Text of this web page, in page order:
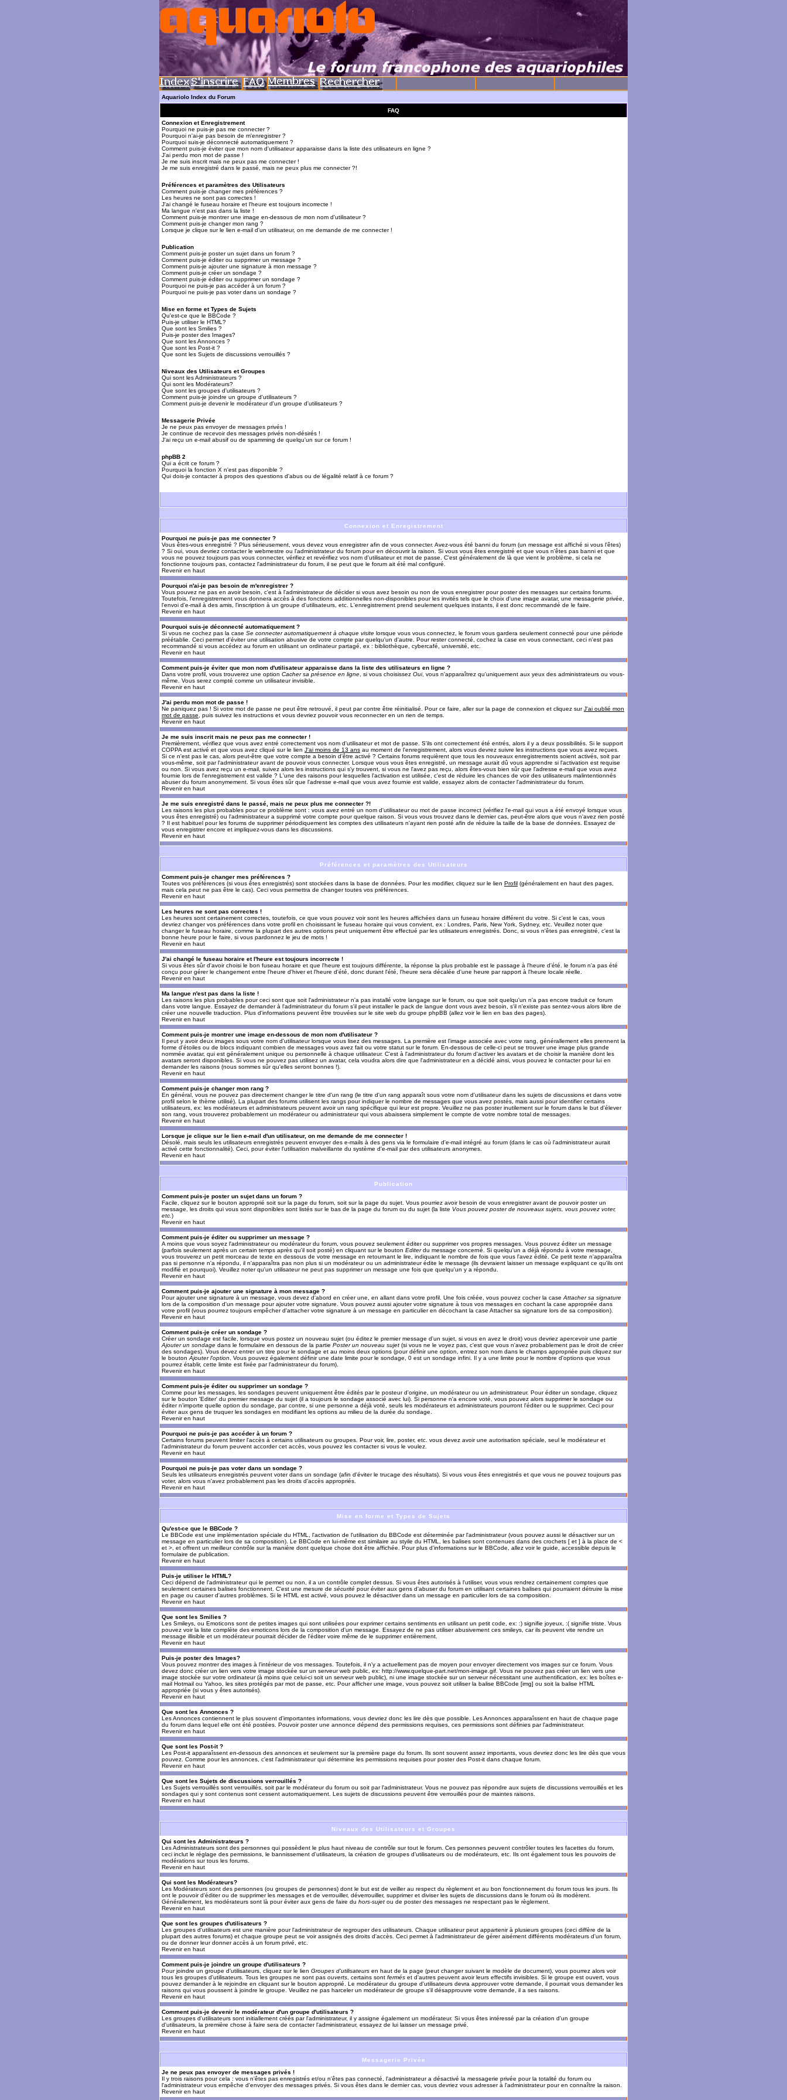
Aquariolo Index du Forum
FAQ
Connexion et Enregistrement
Pourquoi ne puis-je pas me connecter ?
Pourquoi n'ai-je pas besoin de m'enregistrer ?
Pourquoi suis-je déconnecté automatiquement ?
Comment puis-je éviter que mon nom d'utilisateur apparaisse dans la liste des utilisateurs en ligne ?
J'ai perdu mon mot de passe !
Je me suis inscrit mais ne peux pas me connecter !
Je me suis enregistré dans le passé, mais ne peux plus me connecter ?!
Préférences et paramètres des Utilisateurs
Comment puis-je changer mes préférences ?
Les heures ne sont pas correctes !
J'ai changé le fuseau horaire et l'heure est toujours incorrecte !
Ma langue n'est pas dans la liste !
Comment puis-je montrer une image en-dessous de mon nom d'utilisateur ?
Comment puis-je changer mon rang ?
Lorsque je clique sur le lien e-mail d'un utilisateur, on me demande de me connecter !
Publication
Comment puis-je poster un sujet dans un forum ?
Comment puis-je éditer ou supprimer un message ?
Comment puis-je ajouter une signature à mon message ?
Comment puis-je créer un sondage ?
Comment puis-je éditer ou supprimer un sondage ?
Pourquoi ne puis-je pas accéder à un forum ?
Pourquoi ne puis-je pas voter dans un sondage ?
Mise en forme et Types de Sujets
Qu'est-ce que le BBCode ?
Puis-je utiliser le HTML?
Que sont les Smilies ?
Puis-je poster des Images?
Que sont les Annonces ?
Que sont les Post-it ?
Que sont les Sujets de discussions verrouillés ?
Niveaux des Utilisateurs et Groupes
Qui sont les Administrateurs ?
Qui sont les Modérateurs?
Que sont les groupes d'utilisateurs ?
Comment puis-je joindre un groupe d'utilisateurs ?
Comment puis-je devenir le modérateur d'un groupe d'utilisateurs ?
Messagerie Privée
Je ne peux pas envoyer de messages privés !
Je continue de recevoir des messages privés non-désirés !
J'ai reçu un e-mail abusif ou de spamming de quelqu'un sur ce forum !
phpBB 2
Qui a écrit ce forum ?
Pourquoi la fonction X n'est pas disponible ?
Qui dois-je contacter à propos des questions d'abus ou de légalité relatif à ce forum ?
Connexion et Enregistrement
Pourquoi ne puis-je pas me connecter ?
Vous êtes-vous enregistré ? Plus sérieusement, vous devez vous enregistrer afin de vous connecter. Avez-vous été banni du forum (un message est affiché si vous l'êtes)
? Si oui, vous devriez contacter le webmestre ou l'administrateur du forum pour en découvrir la raison. Si vous vous êtes enregistré et que vous n'êtes pas banni et que
vous ne pouvez toujours pas vous connecter, vérifiez et revérifiez vos nom d'utilisateur et mot de passe. C'est généralement de là que vient le problème, si cela ne
fonctionne toujours pas, contactez l'administrateur du forum, il se peut que le forum ait été mal configuré.
Revenir en haut
Pourquoi n'ai-je pas besoin de m'enregistrer ?
Vous pouvez ne pas en avoir besoin, c'est à l'administrateur de décider si vous avez besoin ou non de vous enregistrer pour poster des messages sur certains forums.
Toutefois, l'enregistrement vous donnera accès à des fonctions additionnelles non-disponibles pour les invités tels que le choix d'une image avatar, une messagerie privée,
l'envoi d'e-mail à des amis, l'inscription à un groupe d'utilisateurs, etc. L'enregistrement prend seulement quelques instants, il est donc recommandé de le faire.
Revenir en haut
Pourquoi suis-je déconnecté automatiquement ?
Si vous ne cochez pas la case Se connecter automatiquement à chaque visite lorsque vous vous connectez, le forum vous gardera seulement connecté pour une période
préétablie. Ceci permet d'éviter une utilisation abusive de votre compte par quelqu'un d'autre. Pour rester connecté, cochez la case en vous connectant, ceci n'est pas
recommandé si vous accédez au forum en utilisant un ordinateur partagé, ex : bibliothèque, cybercafé, université, etc.
Revenir en haut
Comment puis-je éviter que mon nom d'utilisateur apparaisse dans la liste des utilisateurs en ligne ?
Dans votre profil, vous trouverez une option Cacher sa présence en ligne , si vous choisissez Oui, vous n'apparaîtrez qu'uniquement aux yeux des administrateurs ou vous-
même. Vous serez compté comme un utilisateur invisible.
Revenir en haut
J'ai perdu mon mot de passe !
Ne paniquez pas ! Si votre mot de passe ne peut être retrouvé, il peut par contre être réinitialisé. Pour ce faire, aller sur la page de connexion et cliquez surJ'ai oublié mon
mot de passe , puis suivez les instructions et vous devriez pouvoir vous reconnecter en un rien de temps.
Revenir en haut
Je me suis inscrit mais ne peux pas me connecter !
Premièrement, vérifiez que vous avez entré correctement vos nom d'utilisateur et mot de passe. S'ils ont correctement été entrés, alors il y a deux possibilités. Si le support
COPPA est activé et que vous avez cliqué sur le lien J'ai moins de 13 ans au moment de l'enregistrement, alors vous devrez suivre les instructions que vous avez reçues.
Si ce n'est pas le cas, alors peut-être que votre compte a besoin d'être activé ? Certains forums requièrent que tous les nouveaux enregistrements soient activés, soit par
vous-même, soit par l'administrateur avant de pouvoir vous connecter. Lorsque vous vous êtes enregistré, un message aurait dû vous apprendre si l'activation est requise
ou non. Si vous avez reçu un e-mail, suivez alors les instructions qui s'y trouvent, si vous ne l'avez pas reçu, alors êtes-vous bien sûr que l'adresse e-mail que vous avez
fournie lors de l'enregistrement est valide ? L'une des raisons pour lesquelles l'activation est utilisée, c'est de réduire les chances de voir des utilisateurs malintentionnés
abuser du forum anonymement. Si vous êtes sûr que l'adresse e-mail que vous avez fournie est valide, essayez alors de contacter l'administrateur du forum.
Revenir en haut
Je me suis enregistré dans le passé, mais ne peux plus me connecter ?!
Les raisons les plus probables pour ce problème sont : vous avez entré un nom d'utilisateur ou mot de passe incorrect (vérifiez l'e-mail qui vous a été envoyé lorsque vous
vous êtes enregistré) ou l'administrateur a supprimé votre compte pour quelque raison. Si vous vous trouvez dans le dernier cas, peut-être alors que vous n'avez rien posté
? Il est habituel pour les forums de supprimer périodiquement les comptes des utilisateurs n'ayant rien posté afin de réduire la taille de la base de données. Essayez de
vous enregistrer encore et impliquez-vous dans les discussions.
Revenir en haut
Préférences et paramètres des Utilisateurs
Comment puis-je changer mes préférences ?
Toutes vos préférences (si vous êtes enregistrés) sont stockées dans la base de données. Pour les modifier, cliquez sur le lien Profil (généralement en haut des pages,
mais cela peut ne pas être le cas). Ceci vous permettra de changer toutes vos préférences.
Revenir en haut
Les heures ne sont pas correctes !
Les heures sont certainement correctes, toutefois, ce que vous pouvez voir sont les heures affichées dans un fuseau horaire différent du votre. Si c'est le cas, vous
devriez changer vos préférences dans votre profil en choisissant le fuseau horaire qui vous convient, ex : Londres, Paris, New York, Sydney, etc. Veuillez noter que
changer le fuseau horaire, comme la plupart des autres options peut uniquement être effectué par les utilisateurs enregistrés. Donc, si vous n'êtes pas enregistré, c'est la
bonne heure pour le faire, si vous pardonnez le jeu de mots !
Revenir en haut
J'ai changé le fuseau horaire et l'heure est toujours incorrecte !
Si vous êtes sûr d'avoir choisi le bon fuseau horaire et que l'heure est toujours différente, la réponse la plus probable est le passage à l'heure d'été. le forum n'a pas été
conçu pour gérer le changement entre l'heure d'hiver et l'heure d'été, donc durant l'été, l'heure sera décalée d'une heure par rapport à l'heure locale réelle.
Revenir en haut
Ma langue n'est pas dans la liste !
Les raisons les plus probables pour ceci sont que soit l'administrateur n'a pas installé votre langage sur le forum, ou que soit quelqu'un n'a pas encore traduit ce forum
dans votre langue. Essayez de demander à l'administrateur du forum s'il peut installer le pack de langue dont vous avez besoin, s'il n'existe pas sentez-vous alors libre de
créer une nouvelle traduction. Plus d'informations peuvent être trouvées sur le site web du groupe phpBB (allez voir le lien en bas des pages).
Revenir en haut
Comment puis-je montrer une image en-dessous de mon nom d'utilisateur ?
Il peut y avoir deux images sous votre nom d'utilisateur lorsque vous lisez des messages. La première est l'image associée avec votre rang, générallement elles prennent la
forme d'étoiles ou de blocs indiquant combien de messages vous avez fait ou votre statut sur le forum. En-dessous de celle-ci peut se trouver une image plus grande
nommée avatar, qui est généralement unique ou personnelle à chaque utilisateur. C'est à l'administrateur du forum d'activer les avatars et de choisir la manière dont les
avatars seront disponibles. Si vous ne pouvez pas utilisez un avatar, cela voudra alors dire que l'administrateur en a décidé ainsi, vous pouvez le contacter pour lui en
demander les raisons (nous sommes sûr qu'elles seront bonnes !).
Revenir en haut
Comment puis-je changer mon rang ?
En général, vous ne pouvez pas directement changer le titre d'un rang (le titre d'un rang apparaît sous votre nom d'utilisateur dans les sujets de discussions et dans votre
profil selon le thème utilisé). La plupart des forums utilisent les rangs pour indiquer le nombre de messages que vous avez postés, mais aussi pour identifier certains
utilisateurs, ex: les modérateurs et administrateurs peuvent avoir un rang spécifique qui leur est propre. Veuillez ne pas poster inutilement sur le forum dans le but d'élever
son rang, vous trouverez probablement un modérateur ou administrateur qui vous abaissera simplement le compte de votre nombre total de messages.
Revenir en haut
Lorsque je clique sur le lien e-mail d'un utilisateur, on me demande de me connecter !
Désolé, mais seuls les utilisateurs enregistrés peuvent envoyer des e-mails à des gens via le formulaire d'e-mail intégré au forum (dans le cas où l'administrateur aurait
activé cette fonctionnalité). Ceci, pour éviter l'utilisation malveillante du système d'e-mail par des utilisateurs anonymes.
Revenir en haut
Publication
Comment puis-je poster un sujet dans un forum ?
Facile, cliquez sur le bouton approprié soit sur la page du forum, soit sur la page du sujet. Vous pourriez avoir besoin de vous enregistrer avant de pouvoir poster un
message, les droits qui vous sont disponibles sont listés sur le bas de la page du forum ou du sujet (la liste Vous pouvez poster de nouveaux sujets, vous pouvez voter,
etc. )
Revenir en haut
Comment puis-je éditer ou supprimer un message ?
A moins que vous soyez l'administrateur ou modérateur du forum, vous pouvez seulement éditer ou supprimer vos propres messages. Vous pouvez éditer un message
(parfois seulement après un certain temps après qu'il soit posté) en cliquant sur le bouton Editerdu message concerné. Si quelqu'un a déjà répondu à votre message,
vous trouverez un petit morceau de texte en dessous de votre message en retournant le lire, indiquant le nombre de fois que vous l'avez édité. Ce petit texte n'apparaîtra
pas si personne n'a répondu, il n'apparaîtra pas non plus si un modérateur ou un administrateur édite le message (ils devraient laisser un message expliquant ce qu'ils ont
modifié et pourquoi). Veuillez noter qu'un utilisateur ne peut pas supprimer un message une fois que quelqu'un y a répondu.
Revenir en haut
Comment puis-je ajouter une signature à mon message ?
Pour ajouter une signature à un message, vous devez d'abord en créer une, en allant dans votre profil. Une fois créée, vous pouvez cocher la case Attacher sa signature
lors de la composition d'un message pour ajouter votre signature. Vous pouvez aussi ajouter votre signature à tous vos messages en cochant la case appropriée dans
votre profil (vous pourrez toujours empêcher d'attacher votre signature à un message en particulier en décochant la case Attacher sa signature lors de sa composition).
Revenir en haut
Comment puis-je créer un sondage ?
Créer un sondage est facile, lorsque vous postez un nouveau sujet (ou éditez le premier message d'un sujet, si vous en avez le droit) vous devriez apercevoir une partie
Ajouter un sondage dans le formulaire en dessous de la partie Poster un nouveau sujet (si vous ne le voyez pas, c'est que vous n'avez probablement pas le droit de créer
des sondages). Vous devez entrer un titre pour le sondage et au moins deux options (pour définir une option, entrez son nom dans le champs appropriée puis cliquez sur
le bouton Ajouter l'option . Vous pouvez également définir une date limite pour le sondage, 0 est un sondage infini. Il y a une limite pour le nombre d'options que vous
pourrez établir, cette limite est fixée par l'administrateur du forum).
Revenir en haut
Comment puis-je éditer ou supprimer un sondage ?
Comme pour les messages, les sondages peuvent uniquement être édités par le posteur d'origine, un modérateur ou un administrateur. Pour éditer un sondage, cliquez
sur le bouton 'Editer' du premier message du sujet (il a toujours le sondage associé avec lui). Si personne n'a encore voté, vous pouvez alors supprimer le sondage ou
éditer n'importe quelle option du sondage, par contre, si une personne a déjà voté, seuls les modérateurs et administrateurs pourront l'éditer ou le supprimer. Ceci pour
éviter aux gens de truquer les sondages en modifiant les options au milieu de la durée du sondage.
Revenir en haut
Pourquoi ne puis-je pas accéder à un forum ?
Certains forums peuvent limiter l'accès à certains utilisateurs ou groupes. Pour voir, lire, poster, etc. vous devez avoir une autorisation spéciale, seul le modérateur et
l'administrateur du forum peuvent accorder cet accès, vous pouvez les contacter si vous le voulez.
Revenir en haut
Pourquoi ne puis-je pas voter dans un sondage ?
Seuls les utilisateurs enregistrés peuvent voter dans un sondage (afin d'éviter le trucage des résultats). Si vous vous êtes enregistrés et que vous ne pouvez toujours pas
voter, alors vous n'avez probablement pas les droits d'accès appropriés.
Revenir en haut
Mise en forme et Types de Sujets
Qu'est-ce que le BBCode ?
Le BBCode est une implémentation spéciale du HTML, l'activation de l'utilisation du BBCode est déterminée par l'administrateur (vous pouvez aussi le désactiver sur un
message en particulier lors de sa composition). Le BBCode en lui-même est similaire au styile du HTML, les balises sont contenues dans des crochets [ et ] à la place de <
et >, et offrent un meilleur contrôle sur la manière dont quelque chose doit être affichée. Pour plus d'informations sur le BBCode, allez voir le guide, accessible depuis le
formulaire de publication.
Revenir en haut
Puis-je utiliser le HTML?
Ceci dépend de l'administrateur qui le permet ou non, il a un contrôle complet dessus. Si vous êtes autorisés à l'utiliser, vous vous rendrez certainement comptes que
seulement certaines balises fonctionnent. C'est une mesure de sécurité pour éviter aux gens d'abuser du forum en utilisant certaines balises qui pourraient détruire la mise
en page ou causer d'autres problèmes. Si le HTML est activé, vous pouvez le désactiver dans un message en particulier lors de sa composition.
Revenir en haut
Que sont les Smilies ?
Les Smileys, ou Emoticons sont de petites images qui sont utilisées pour exprimer certains sentiments en utilisant un petit code, ex: :) signifie joyeux, :( signifie triste. Vous
pouvez voir la liste complète des emoticons lors de la composition d'un message. Essayez de ne pas utiliser abusivement ces smileys, car ils peuvent vite rendre un
message illisible et un modérateur pourrait décider de l'éditer voire même de le supprimer entièrement.
Revenir en haut
Puis-je poster des Images?
Vous pouvez montrer des images à l'intérieur de vos messages. Toutefois, il n'y a actuellement pas de moyen pour envoyer directement vos images sur ce forum. Vous
devez donc créer un lien vers votre image stockée sur un serveur web public, ex: http://www.quelque-part.net/mon-image.gif. Vous ne pouvez pas créer un lien vers une
image stockée sur votre ordinateur (à moins que celui-ci soit un serveur web public), ni une image stockée sur un serveur nécessitant une authentification, ex: les boîtes e-
mail Hotmail ou Yahoo, les sites protégés par mot de passe, etc. Pour afficher une image, vous pouvez soit utiliser la balise BBCode [img] ou soit la balise HTML
appropriée (si vous y êtes autorisés).
Revenir en haut
Que sont les Annonces ?
Les Annonces contiennent le plus souvent d'importantes informations, vous devriez donc les lire dès que possible. Les Annonces apparaîssent en haut de chaque page
du forum dans lequel elle ont été postées. Pouvoir poster une annonce dépend des permissions requises, ces permissions sont définies par l'administrateur.
Revenir en haut
Que sont les Post-it ?
Les Post-it apparaîssent en-dessous des annonces et seulement sur la première page du forum. Ils sont souvent assez importants, vous devriez donc les lire dès que vous
pouvez. Comme pour les annonces, c'est l'administrateur qui détermine les permissions requises pour poster des Post-it dans chaque forum.
Revenir en haut
Que sont les Sujets de discussions verrouillés ?
Les Sujets verrouillés sont verrouillés, soit par le modérateur du forum ou soit par l'administrateur. Vous ne pouvez pas répondre aux sujets de discussions verrouillés et les
sondages qui y sont contenus sont cessent automatiquement. Les sujets de discussions peuvent être verrouillés pour de maintes raisons.
Revenir en haut
Niveaux des Utilisateurs et Groupes
Qui sont les Administrateurs ?
Les Administrateurs sont des personnes qui possèdent le plus haut niveau de contrôle sur tout le forum. Ces personnes peuvent contrôler toutes les facettes du forum,
ceci inclut le réglage des permissions, le bannissement d'utilisateurs, la création de groupes d'utilisateurs ou de modérateurs, etc. Ils ont également tous les pouvoirs de
modérations sur tous les forums.
Revenir en haut
Qui sont les Modérateurs?
Les Modérateurs sont des personnes (ou groupes de personnes) dont le but est de veiller au respect du règlement et au bon fonctionnement du forum tous les jours. Ils
ont le pouvoir d'éditer ou de supprimer les messages et de verrouiller, déverrouiller, supprimer et diviser les sujets de discussions dans le forum où ils modèrent.
Générallement, les modérateurs sont là pour éviter aux gens de faire du hors-sujet ou de poster des messages ne respectant pas le règlement.
Revenir en haut
Que sont les groupes d'utilisateurs ?
Les groupes d'utilisateurs est une manière pour l'administrateur de regrouper des utilisateurs. Chaque utilisateur peut appartenir à plusieurs groupes (ceci diffère de la
plupart des autres forums) et chaque groupe peut se voir assignés des droits d'accès. Ceci permet à l'administrateur de gérer aisément différents modérateurs d'un forum,
ou de donner leur donner accès à un forum privé, etc.
Revenir en haut
Comment puis-je joindre un groupe d'utilisateurs ?
Pour joindre un groupe d'utilisateurs, cliquez sur le lien Groupes d'utilisateurs en haut de la page (peut changer suivant le modèle de document), vous pourrez alors voir
tous les groupes d'utilisateurs. Tous les groupes ne sont pas ouverts , certains sont fermés et d'autres peuvent avoir leurs effectifs invisibles. Si le groupe est ouvert, vous
pouvez demander à le rejoindre en cliquant sur le bouton approprié. Le modérateur du groupe d'utilisateurs devra approuver votre demande, il pourrait vous demander les
raisons qui vous poussent à joindre le groupe. Veuillez ne pas harceler un modérateur de groupe s'il désapprouvre votre demande, il a ses raisons.
Revenir en haut
Comment puis-je devenir le modérateur d'un groupe d'utilisateurs ?
Les groupes d'utilisateurs sont initiallement créés par l'administrateur, il y assigne également un modérateur. Si vous êtes intéressé par la création d'un groupe
d'utilisateurs, la première chose à faire sera de contacter l'administrateur, essayez de lui laisser un message privé.
Revenir en haut
Messagerie Privée
Je ne peux pas envoyer de messages privés !
Il y trois raisons pour cela : vous n'êtes pas enregistrés et/ou n'êtes pas connecté, l'administrateur a désactivé la messagerie privée pour la totalité du forum ou
l'administrateur vous empêche d'envoyer des messages privés. Si vous êtes dans le dernier cas, vous devriez vous adresser à l'administrateur pour en connaître la raison.
Revenir en haut